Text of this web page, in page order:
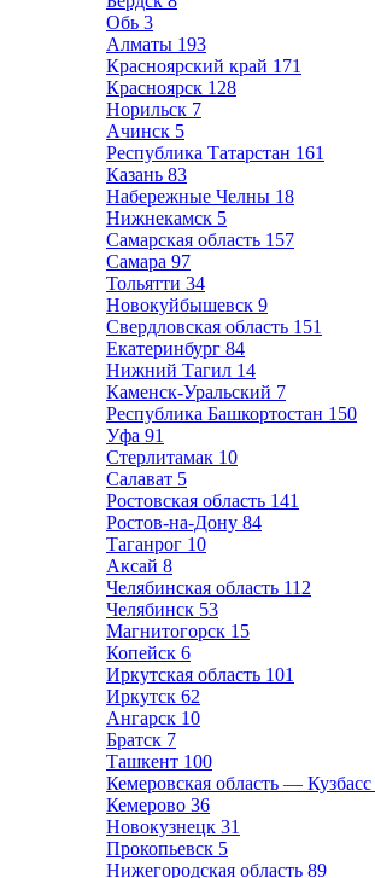
Обь 3
Алматы 193
Красноярский край 171
Красноярск 128
Норильск 7
Ачинск 5
Республика Татарстан 161
Казань 83
Набережные Челны 18
Нижнекамск 5
Самарская область 157
Самара 97
Тольятти 34
Новокуйбышевск 9
Свердловская область 151
Екатеринбург 84
Нижний Тагил 14
Каменск-Уральский 7
Республика Башкортостан 150
Уфа 91
Стерлитамак 10
Салават 5
Ростовская область 141
Ростов-на-Дону 84
Таганрог 10
Аксай 8
Челябинская область 112
Челябинск 53
Магнитогорск 15
Копейск 6
Иркутская область 101
Иркутск 62
Ангарск 10
Братск 7
Ташкент 100
Кемеровская область — Кузбасс
Кемерово 36
Новокузнецк 31
Прокопьевск 5
Нижегородская область 89